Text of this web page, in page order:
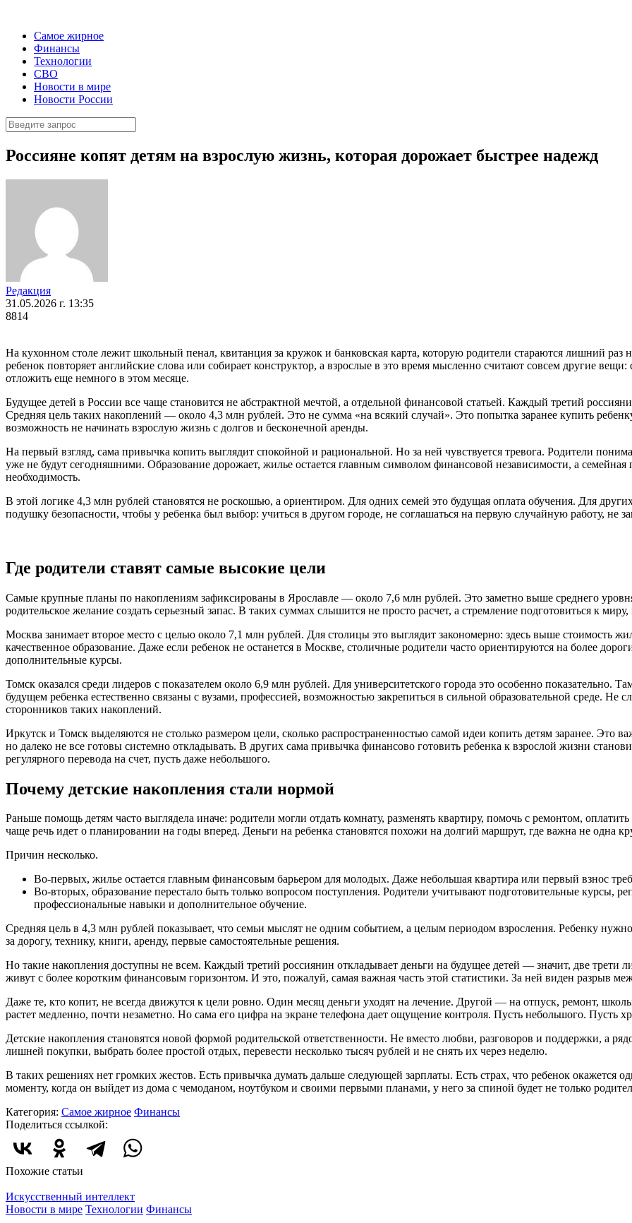
Самое жирное
Финансы
Технологии
СВО
Новости в мире
Новости России
Россияне копят детям на взрослую жизнь, которая дорожает быстрее надежд
Редакция
31.05.2026 г. 13:35
8814
На кухонном столе лежит школьный пенал, квитанция за кружок и банковская карта, которую родители стараются лишний раз
ребенок повторяет английские слова или собирает конструктор, а взрослые в это время мысленно считают совсем другие
отложить еще немного в этом месяце.
Будущее детей в России все чаще становится не абстрактной мечтой, а отдельной финансовой статьей. Каждый третий
Средняя цель таких накоплений — около 4,3 млн рублей. Это не сумма «на всякий случай». Это попытка заранее купить
возможность не начинать взрослую жизнь с долгов и бесконечной аренды.
На первый взгляд, сама привычка копить выглядит спокойной и рациональной. Но за ней чувствуется тревога. Родители
уже не будут сегодняшними. Образование дорожает, жилье остается главным символом финансовой независимости, а
необходимость.
В этой логике 4,3 млн рублей становятся не роскошью, а ориентиром. Для одних семей это будущая оплата обучения. Для
подушку безопасности, чтобы у ребенка был выбор: учиться в другом городе, не соглашаться на первую случайную работу, не
Где родители ставят самые высокие цели
Самые крупные планы по накоплениям зафиксированы в Ярославле — около 7,6 млн рублей. Это заметно выше среднего
родительское желание создать серьезный запас. В таких суммах слышится не просто расчет, а стремление подготовиться к
Москва занимает второе место с целью около 7,1 млн рублей. Для столицы это выглядит закономерно: здесь выше стоимость
качественное образование. Даже если ребенок не останется в Москве, столичные родители часто ориентируются на более
дополнительные курсы.
Томск оказался среди лидеров с показателем около 6,9 млн рублей. Для университетского города это особенно показательно.
будущем ребенка естественно связаны с вузами, профессией, возможностью закрепиться в сильной образовательной среде.
сторонников таких накоплений.
Иркутск и Томск выделяются не столько размером цели, сколько распространенностью самой идеи копить детям заранее.
но далеко не все готовы системно откладывать. В других сама привычка финансово готовить ребенка к взрослой жизни
регулярного перевода на счет, пусть даже небольшого.
Почему детские накопления стали нормой
Раньше помощь детям часто выглядела иначе: родители могли отдать комнату, разменять квартиру, помочь с ремонтом,
чаще речь идет о планировании на годы вперед. Деньги на ребенка становятся похожи на долгий маршрут, где важна не одна
Причин несколько.
Во-первых, жилье остается главным финансовым барьером для молодых. Даже небольшая квартира или первый взнос
Во-вторых, образование перестало быть только вопросом поступления. Родители учитывают подготовительные курсы,
профессиональные навыки и дополнительное обучение.
Средняя цель в 4,3 млн рублей показывает, что семьи мыслят не одним событием, а целым периодом взросления. Ребенку
за дорогу, технику, книги, аренду, первые самостоятельные решения.
Но такие накопления доступны не всем. Каждый третий россиянин откладывает деньги на будущее детей — значит, две трети
живут с более коротким финансовым горизонтом. И это, пожалуй, самая важная часть этой статистики. За ней виден разрыв
Даже те, кто копит, не всегда движутся к цели ровно. Один месяц деньги уходят на лечение. Другой — на отпуск, ремонт,
растет медленно, почти незаметно. Но сама его цифра на экране телефона дает ощущение контроля. Пусть небольшого. Пусть
Детские накопления становятся новой формой родительской ответственности. Не вместо любви, разговоров и поддержки, а
лишней покупки, выбрать более простой отдых, перевести несколько тысяч рублей и не снять их через неделю.
В таких решениях нет громких жестов. Есть привычка думать дальше следующей зарплаты. Есть страх, что ребенок окажется
моменту, когда он выйдет из дома с чемоданом, ноутбуком и своими первыми планами, у него за спиной будет не только
Категория: Самое жирное Финансы
Поделиться ссылкой:
Похожие статьи
Искусственный интеллект
Новости в мире Технологии Финансы